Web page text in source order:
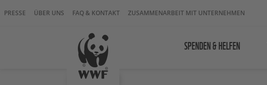
PRESSE ÜBER UNS FAQ & KONTAKT ZUSAMMENARBEIT MIT UNTERNEHMEN
SPENDEN & HELFEN